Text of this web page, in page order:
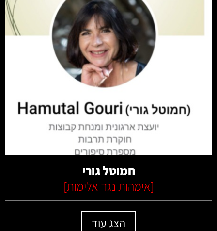
קרא עוד
חמוטל גורי
[אימהות נגד אלימות]
הצג עוד